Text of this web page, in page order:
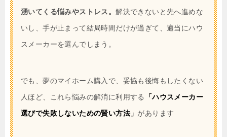
湧いてくる悩みやストレス。解決できないと先へ進めな
いし、手が止まって結局時間だけが過ぎて、適当にハウ
スメーカーを選んでしまう。
でも、夢のマイホーム購入で、妥協も後悔もしたくない
人ほど、これら悩みの解消に利用する
「ハウスメーカー
選びで失敗しないための賢い方法」 があります